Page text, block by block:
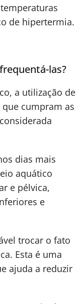
de hipertermia.
las?
a utilização de
cumpram as
dias mais
aquático
e pélvica,
e
trocar o fato
Esta é uma
ajuda a reduzir